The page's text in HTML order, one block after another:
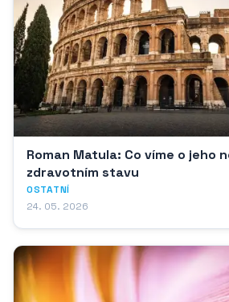
Roman Matula: Co víme o jeho
zdravotním stavu
OSTATNÍ
24. 05. 2026